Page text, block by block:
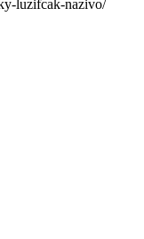
luzifcak-nazivo/